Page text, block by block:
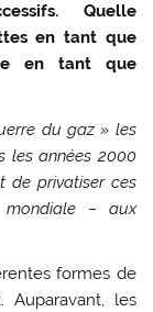
Quelle
en tant que
en tant que
du gaz » les
les années 2000
de privatiser ces
mondiale – aux
formes de
les